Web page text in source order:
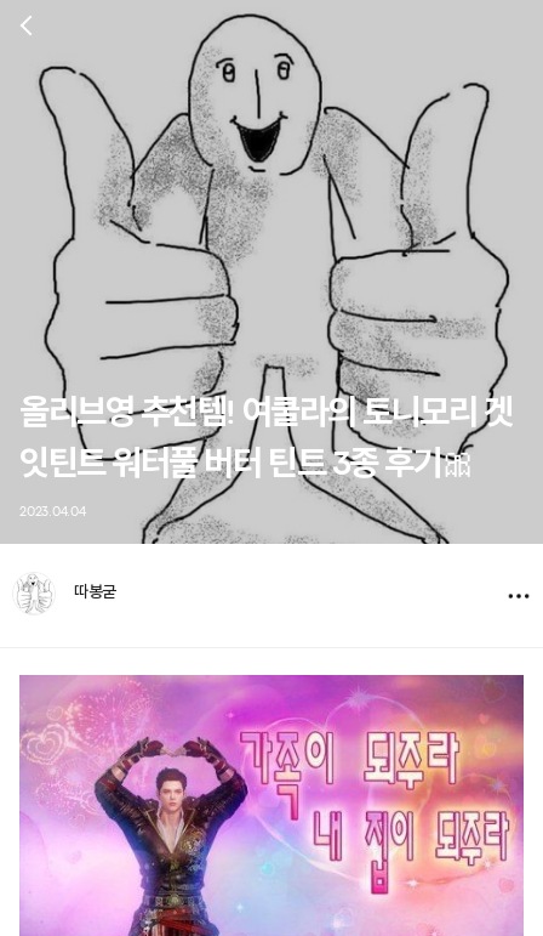
올리브영 추천템! 여쿨라의 토니모리 겟
잇틴트 워터풀 버터 틴트 3종 후기🎀
2023.04.04
따봉굳